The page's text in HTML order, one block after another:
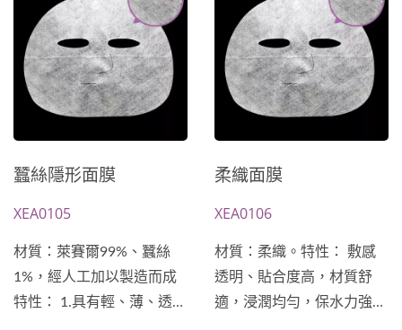
膜專屬用布。★主成分及功
能訴求均可依客戶需求設計
開發專屬於您的配方★
蠶絲隱形面膜
XEA0105
材質：萊賽爾99%、蠶絲
1%，經人工加以製造而成
特性： 1.具有輕、薄、透特
柔織面膜
XEA0106
材質：柔織。特性： 敷感
透明、貼合度高，材質舒
適，浸潤均勻，保水力強。